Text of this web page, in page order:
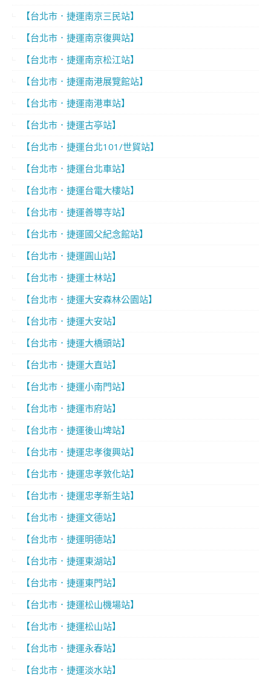
【台北市．捷運南京三民站】
【台北市．捷運南京復興站】
【台北市．捷運南京松江站】
【台北市．捷運南港展覽館站】
【台北市．捷運南港車站】
【台北市．捷運古亭站】
【台北市．捷運台北101/世貿站】
【台北市．捷運台北車站】
【台北市．捷運台電大樓站】
【台北市．捷運善導寺站】
【台北市．捷運國父紀念館站】
【台北市．捷運圓山站】
【台北市．捷運士林站】
【台北市．捷運大安森林公園站】
【台北市．捷運大安站】
【台北市．捷運大橋頭站】
【台北市．捷運大直站】
【台北市．捷運小南門站】
【台北市．捷運市府站】
【台北市．捷運後山埤站】
【台北市．捷運忠孝復興站】
【台北市．捷運忠孝敦化站】
【台北市．捷運忠孝新生站】
【台北市．捷運文德站】
【台北市．捷運明德站】
【台北市．捷運東湖站】
【台北市．捷運東門站】
【台北市．捷運松山機場站】
【台北市．捷運松山站】
【台北市．捷運永春站】
【台北市．捷運淡水站】